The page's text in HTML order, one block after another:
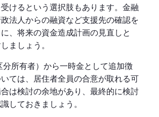
けるという選択肢もあります。金融
法人からの融資など支援先の確認を
、将来の資金造成計画の見直しと
ましょう。
所有者）から一時金として追加徴
ては、居住者全員の合意が取れる可
は検討の余地があり、最終的に検討
しておきましょう。